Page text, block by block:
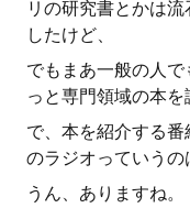
リの研究書とかは
したけど、
でもまあ一般の人
っと専門領域の本を
で、本を紹介する
のラジオっていうの
うん、ありますね。